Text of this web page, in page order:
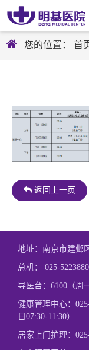
您的位置： 首
返回上一页
地址：南京市建邺
总机： 025-
导医台：6100（周
健康管理中心：
日07:30-11:30）
居家上门护理：